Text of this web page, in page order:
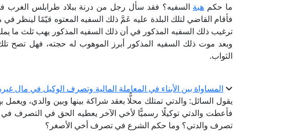
ما حكم هبة السفيه؟ فقد سأل رجل من درنة ببلاد طرابلس
فأقام القاضي لتلك البلدة عليه عَمَّ ذلك السفيه المعتوه قيّمًا لينظر
ترغيب ذلك السفيه المذكور في أن ذلك السفيه المذكور يهب ثلث ما
وبعد موت ذلك السفيه المذكور أبرز الموهوب له حجته، فهل تصح
الثواب.
المساواة بين الأبناء في المعاملة المالية وتصرف الوكيل في مال
يقول السائل: والدتي تمتلك محلًّا بعقد شراكة بينها وبين والدي، ويعمل
فأعطت والدتي توكيلًا رسميًّا لأخي الآخر يعطيه الحق في التصرف
تصرف والدتي؟ وما حكم الشرع في تصرف أخي الأصغر؟